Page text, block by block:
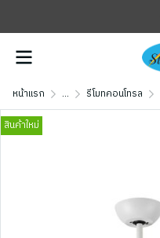
หน้าแรก ... รีโมทคอนโทรล
สินค้าใหม่